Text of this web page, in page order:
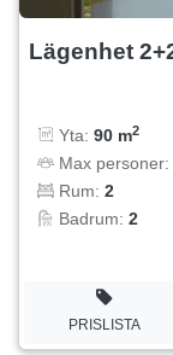
Lägenhet
Yta: 90 m2
Max personer:
Rum: 2
Badrum: 2
PRISLISTA